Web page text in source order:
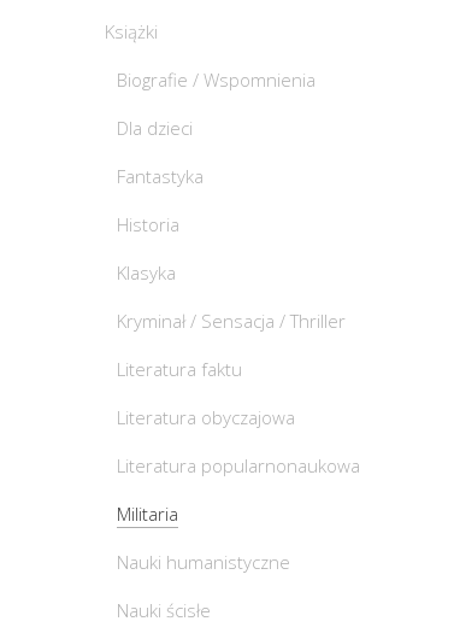
Książki
Biografie / Wspomnienia
Dla dzieci
Fantastyka
Historia
Klasyka
Kryminał / Sensacja / Thriller
Literatura faktu
Literatura obyczajowa
Literatura popularnonaukowa
Militaria
Nauki humanistyczne
Nauki ścisłe